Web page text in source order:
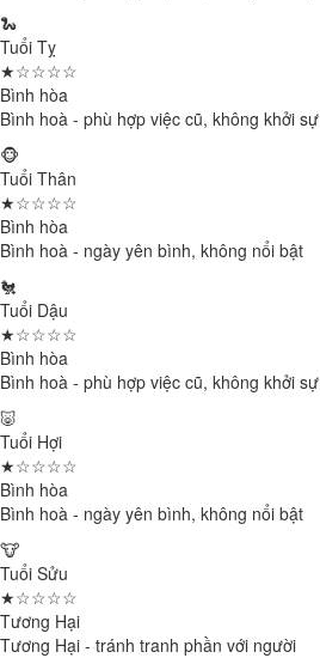
🐍
Tuổi Tỵ
★☆☆☆☆
Bình hòa
Bình hoà - phù hợp việc cũ, không khởi sự
🐵
Tuổi Thân
★☆☆☆☆
Bình hòa
Bình hoà - ngày yên bình, không nổi bật
🐔
Tuổi Dậu
★☆☆☆☆
Bình hòa
Bình hoà - phù hợp việc cũ, không khởi sự
🐷
Tuổi Hợi
★☆☆☆☆
Bình hòa
Bình hoà - ngày yên bình, không nổi bật
🐮
Tuổi Sửu
★☆☆☆☆
Tương Hại
Tương Hại - tránh tranh phần với người